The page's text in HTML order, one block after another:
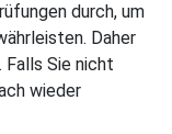
durch, um
Daher
Falls Sie nicht
wieder